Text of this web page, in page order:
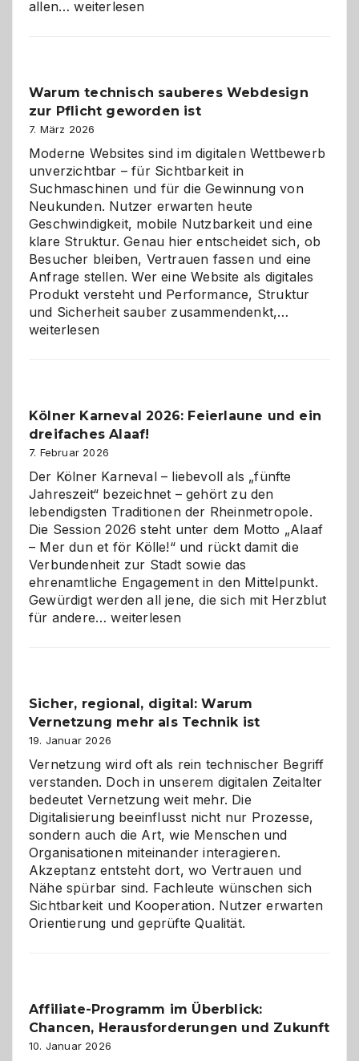
allen…Sudoku
den
Logikrätseln
weiterlesen
Warum technisch sauberes Webdesign
zur Pflicht geworden ist
7. März 2026
Moderne Websites sind im digitalen Wettbewerb
unverzichtbar – für Sichtbarkeit in
Suchmaschinen und für die Gewinnung von
Neukunden. Nutzer erwarten heute
Geschwindigkeit, mobile Nutzbarkeit und eine
klare Struktur. Genau hier entscheidet sich, ob
Besucher bleiben, Vertrauen fassen und eine
Anfrage stellen. Wer eine Website als digitales
Produkt versteht und Performance, Struktur
und Sicherheit sauber zusammendenkt,…
geworden
weiterlesen
Kölner Karneval 2026: Feierlaune und ein
dreifaches Alaaf!
7. Februar 2026
Der Kölner Karneval – liebevoll als „fünfte
Jahreszeit“ bezeichnet – gehört zu den
lebendigsten Traditionen der Rheinmetropole.
Die Session 2026 steht unter dem Motto „Alaaf
– Mer dun et för Kölle!“ und rückt damit die
Verbundenheit zur Stadt sowie das
ehrenamtliche Engagement in den Mittelpunkt.
Gewürdigt werden all jene, die sich mit Herzblut
für andere…Kölner
ein
dreifaches
Alaaf!
weiterlesen
Sicher, regional, digital: Warum
Vernetzung mehr als Technik ist
19. Januar 2026
Vernetzung wird oft als rein technischer Begriff
verstanden. Doch in unserem digitalen Zeitalter
bedeutet Vernetzung weit mehr. Die
Digitalisierung beeinflusst nicht nur Prozesse,
sondern auch die Art, wie Menschen und
Organisationen miteinander interagieren.
Akzeptanz entsteht dort, wo Vertrauen und
Nähe spürbar sind. Fachleute wünschen sich
Sichtbarkeit und Kooperation. Nutzer erwarten
Orientierung und geprüfte Qualität.
Affiliate-Programm im Überblick:
Chancen, Herausforderungen und Zukunft
10. Januar 2026